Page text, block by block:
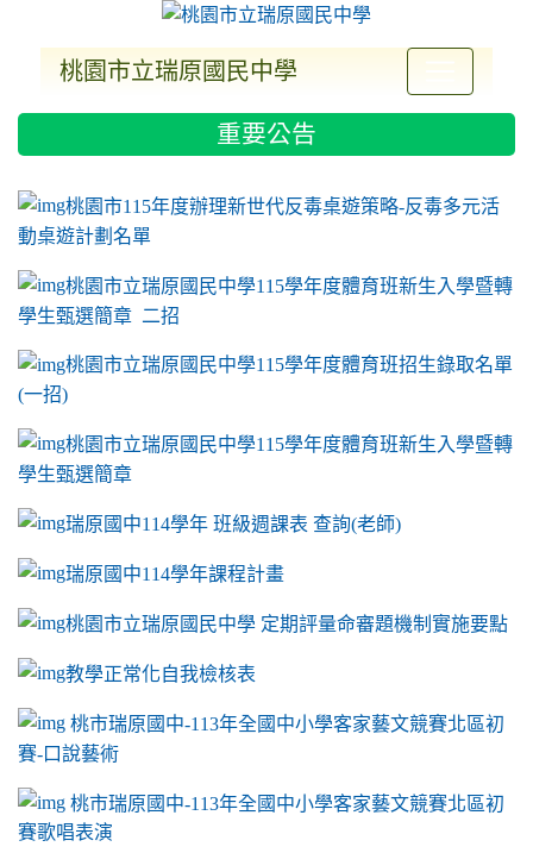
桃園市立瑞原國民中學
重要公告
link to https://sites.google.com/a/m2.ryjh.tyc.edu.tw/ryjh011/
桃園市115年度辦理新世代反毒桌遊策略-反毒多元活
動桌遊計劃名單
桃園市立瑞原國民中學115學年度體育班新生入學暨轉
學生甄選簡章 二招
桃園市立瑞原國民中學115學年度體育班招生錄取名單
(一招)
桃園市立瑞原國民中學115學年度體育班新生入學暨轉
學生甄選簡章
瑞原國中114學年 班級週課表 查詢(老師)
瑞原國中114學年課程計畫
link to https://sites.google.com/a/m2.ryjh.tyc.edu.tw/ryjh011/
桃園市立瑞原國民中學 定期評量命審題機制實施要點
link to https://sites.google.com/a/m2.ryjh.tyc.edu.tw/
教學正常化自我檢核表
link to mailto:ryjh520@m2.ryjh.tyc.edu.tw
link to mailto:ryjh520@m2.ryjh.tyc.edu.tw
ink to mailto:ryjh520@m2.ryjh.tyc.edu.tw
link to mailto:ryjh520@m2.ryjh.tyc.edu.tw
link to mailto:ryjh520@m2.ryjh.tyc.edu.tw
ink to mailto:ryjh520@m2.ryjh.tyc.edu.tw
ink to mailto:ryjh520@m2.ryjh.tyc.edu.tw
link to https://sites.google.com/a/m2.ryjh.tyc.edu.tw/ryjh011/
ink to mailto:ryjh520@m2.ryjh.tyc.edu.tw
link to https://tyc.entry.edu.tw/NoExamImitate_TL/
桃市瑞原國中-113年全國中小學客家藝文競賽北區初
賽-口說藝術
link to https://tyc.entry.edu.tw/NoExamImitate_TL/
桃市瑞原國中-113年全國中小學客家藝文競賽北區初
賽歌唱表演